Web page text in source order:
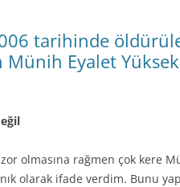
tarihinde
Münih Eyalet
olmasına rağmen çok kere
olarak ifade verdim. Bunu